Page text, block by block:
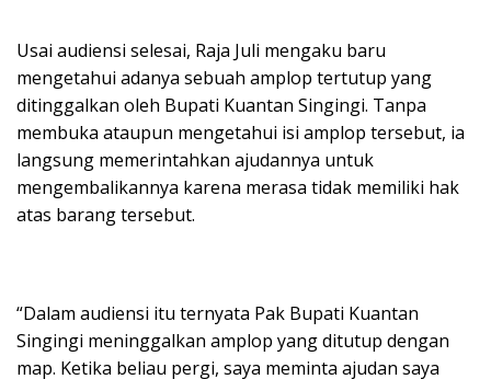
Usai audiensi selesai, Raja Juli mengaku baru
mengetahui adanya sebuah amplop tertutup yang
ditinggalkan oleh Bupati Kuantan Singingi. Tanpa
membuka ataupun mengetahui isi amplop tersebut, ia
langsung memerintahkan ajudannya untuk
mengembalikannya karena merasa tidak memiliki hak
atas barang tersebut.
“Dalam audiensi itu ternyata Pak Bupati Kuantan
Singingi meninggalkan amplop yang ditutup dengan
map. Ketika beliau pergi, saya meminta ajudan saya